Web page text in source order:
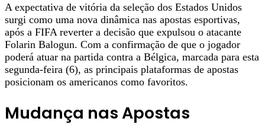
A expectativa de vitória da seleção dos Estados Unidos
surgi como uma nova dinâmica nas apostas esportivas,
após a FIFA reverter a decisão que expulsou o atacante
Folarin Balogun. Com a confirmação de que o jogador
poderá atuar na partida contra a Bélgica, marcada para esta
segunda-feira (6), as principais plataformas de apostas
posicionam os americanos como favoritos.
Mudança nas Apostas